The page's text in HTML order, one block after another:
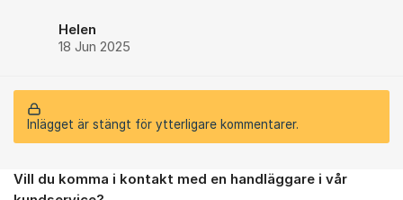
Helen
18 Jun 2025
Inlägget är stängt för ytterligare kommentarer.
Om forumet
Vill du komma i kontakt med en handläggare i vår